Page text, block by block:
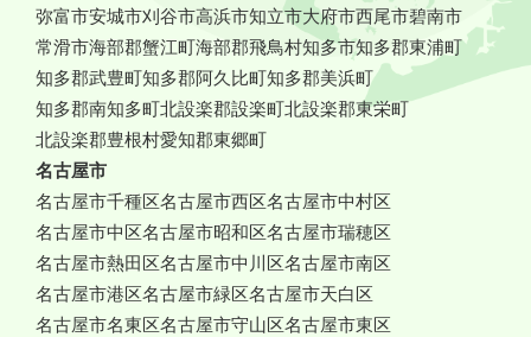
弥富市安城市刈谷市高浜市知立市大府市西尾市碧南市
常滑市海部郡蟹江町海部郡飛鳥村知多市知多郡東浦町
知多郡武豊町知多郡阿久比町知多郡美浜町
知多郡南知多町北設楽郡設楽町北設楽郡東栄町
北設楽郡豊根村愛知郡東郷町
名古屋市
名古屋市千種区名古屋市西区名古屋市中村区
名古屋市中区名古屋市昭和区名古屋市瑞穂区
名古屋市熱田区名古屋市中川区名古屋市南区
名古屋市港区名古屋市緑区名古屋市天白区
名古屋市名東区名古屋市守山区名古屋市東区